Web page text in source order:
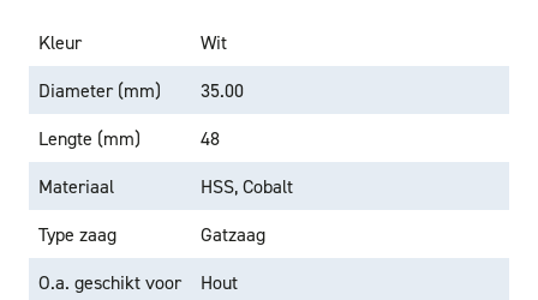
Kleur
Wit
Diameter (mm)
35.00
Lengte (mm)
48
Materiaal
HSS, Cobalt
Type zaag
Gatzaag
O.a. geschikt voor
Hout